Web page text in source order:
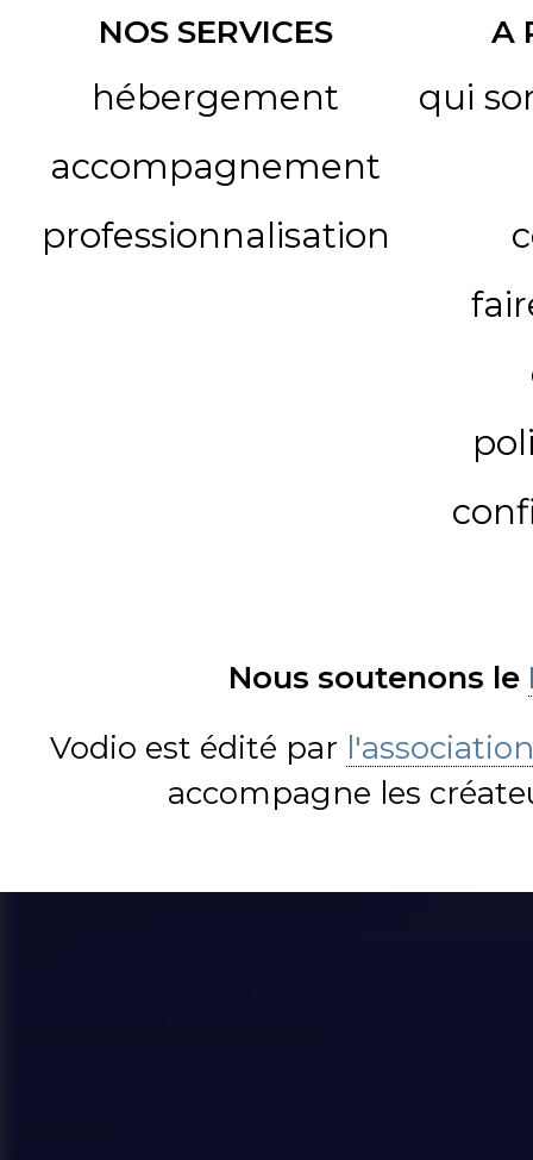
NOS SERVICES
hébergement
accompagnement
professionnalisation
A
qui